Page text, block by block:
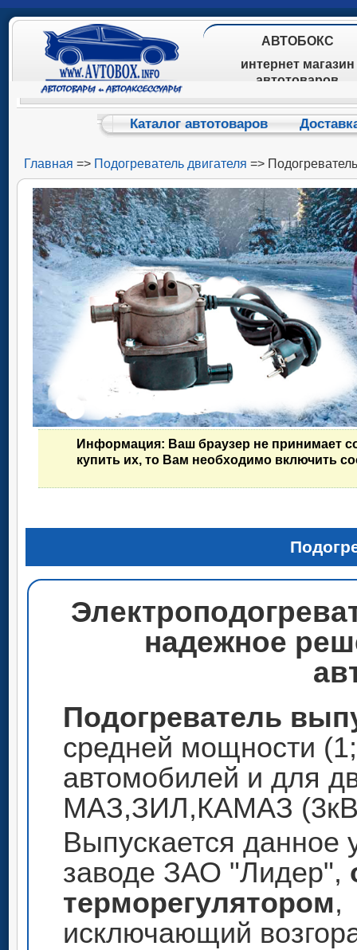
АВТОБОКС
интернет магазин
автотоваров
Каталог автотоваров
Главная => Подогреватель двигателя =>
Информация: Ваш браузер не принимает
купить их, то Вам необходимо включить
надежное
Подогреватель
средней мощности
автомобилей и для
МАЗ,ЗИЛ,КАМАЗ
Выпускается данное
заводе ЗАО "Лидер",
терморегулятором,
исключающий